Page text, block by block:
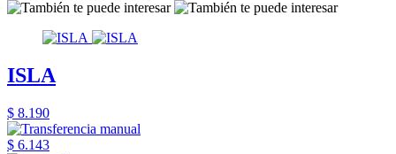
ISLA
$ 8.190
$ 6.143